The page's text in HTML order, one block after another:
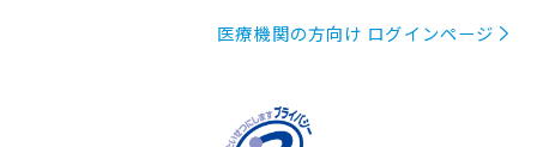
医療機関の方向け ログインページ